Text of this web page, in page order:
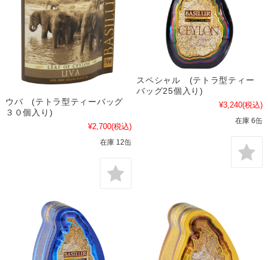
ウバ (テトラ型ティーバッグ
３０個入り)
¥2,700(税込)
在庫 12缶
スペシャル (テトラ型ティー
バッグ25個入り)
¥3,240(税込)
在庫 6缶